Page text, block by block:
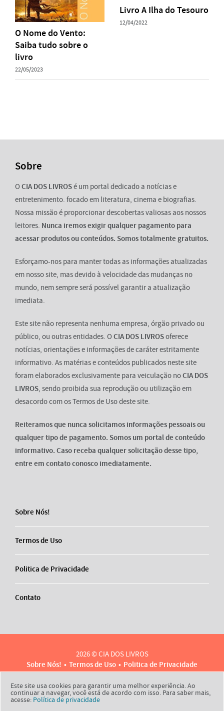
O Nome do Vento:
Saiba tudo sobre o
livro
22/05/2023
Livro A Ilha do Tesouro
12/04/2022
Sobre
OCIA DOS LIVROSé um portal dedicado a notícias e
entretenimento. focado em literatura, cinema e biografias.
Nossa missão é proporcionar descobertas valiosas aos nossos
leitores. Nunca iremos exigir qualquer pagamento para
acessar produtos ou conteúdos. Somos totalmente gratuitos.
Esforçamo-nos para manter todas as informações atualizadas
em nosso site, mas devido à velocidade das mudanças no
mundo, nem sempre será possível garantir a atualização
imediata.
Este site não representa nenhuma empresa, órgão privado ou
público, ou outras entidades. OCIA DOS LIVROSoferece
notícias, orientações e informações de caráter estritamente
informativo. As matérias e conteúdos publicados neste site
foram elaborados exclusivamente para veiculação noCIA DOS
LIVROS, sendo proibida sua reprodução ou utilização em
desacordo com os Termos de Uso deste site.
Reiteramos que nunca solicitamos informações pessoais ou
qualquer tipo de pagamento. Somos um portal de conteúdo
informativo. Caso receba qualquer solicitação desse tipo,
entre em contato conosco imediatamente.
Sobre Nós!
Termos de Uso
Politica de Privacidade
Contato
2026 © CIA DOS LIVROS
Sobre Nós!
Termos de Uso
Politica de Privacidade
Contato
Este site usa cookies para garantir uma melhor experiência. Ao
continuar a navegar, você está de acordo com isso. Para saber mais,
acesse: Política de privacidade